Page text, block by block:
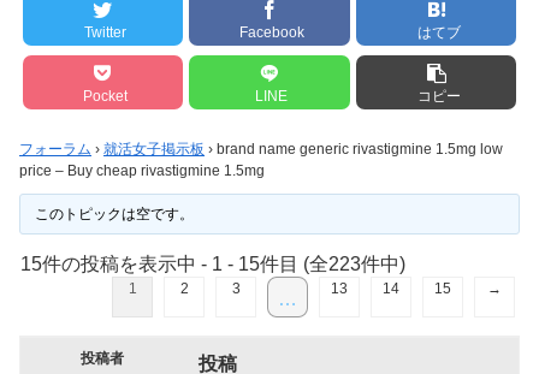
Twitter Facebook はてブ
Pocket LINE コピー
フォーラム › 就活女子掲示板 › brand name generic rivastigmine 1.5mg low
price – Buy cheap rivastigmine 1.5mg
このトピックは空です。
15件の投稿を表示中 - 1 - 15件目 (全223件中)
1 2 3 … 13 14 15 →
投稿者 投稿